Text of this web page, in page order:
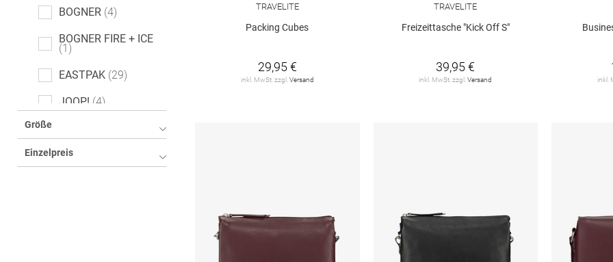
BOGNER 4
BOGNER FIRE + ICE
1
EASTPAK 29
JOOP! 4
JOST
Größe
Einzelpreis
TRAVELITE
Packing Cubes
29,95 €
inkl. MwSt. zzgl. Versand
TRAVELITE
Freizeittasche "Kick Off S"
39,95 €
inkl. MwSt. zzgl.Versand inkl.